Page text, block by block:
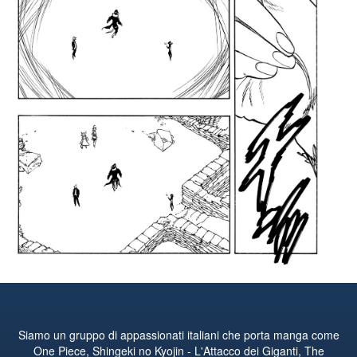
Siamo un gruppo di appassionati italiani che porta manga come
One Piece, Shingeki no Kyojin - L'Attacco dei Giganti, The